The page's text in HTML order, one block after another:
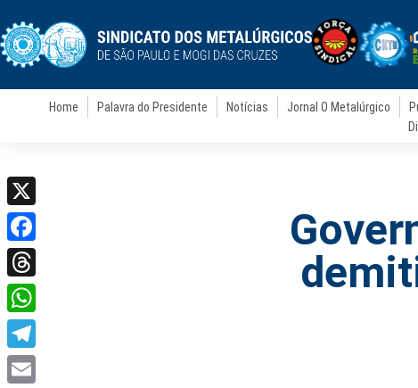
Home Palavra do Presidente Notícias Jornal O Metalúrgico
X
Facebook
Threads
WhatsApp
Telegram